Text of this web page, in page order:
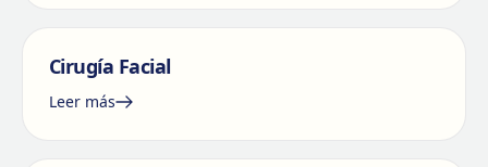
Cirugía Facial
Leer más